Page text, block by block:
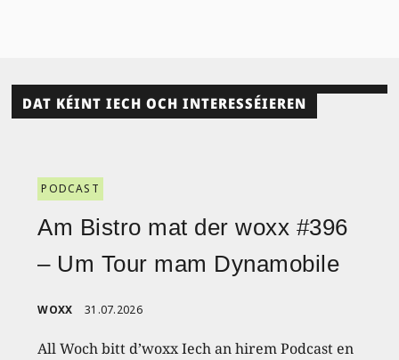
DAT KÉINT IECH OCH INTERESSÉIEREN
PODCAST
Am Bistro mat der woxx #396
– Um Tour mam Dynamobile
WOXX 31.07.2026
All Woch bitt d’woxx Iech an hirem Podcast en